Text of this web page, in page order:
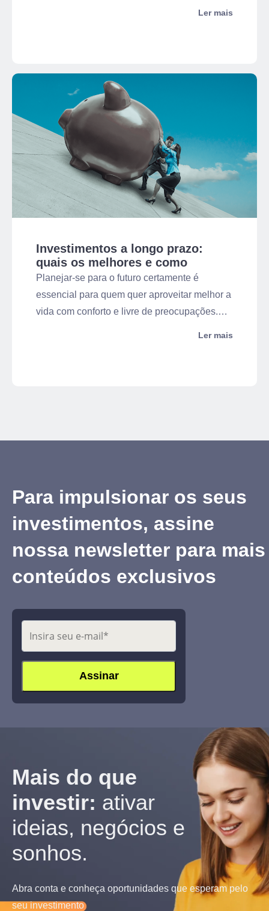
Ler mais
Investimentos a longo prazo:
quais os melhores e como
escolher?
Planejar-se para o futuro certamente é
essencial para quem quer aproveitar melhor a
vida com conforto e livre de preocupações.
Ler mais
Para impulsionar os seus
investimentos, assine
nossa newsletter para mais
conteúdos exclusivos
Mais do que
investir: ativar
ideias, negócios e
sonhos.
Abra conta e conheça oportunidades que esperam pelo
seu investimento